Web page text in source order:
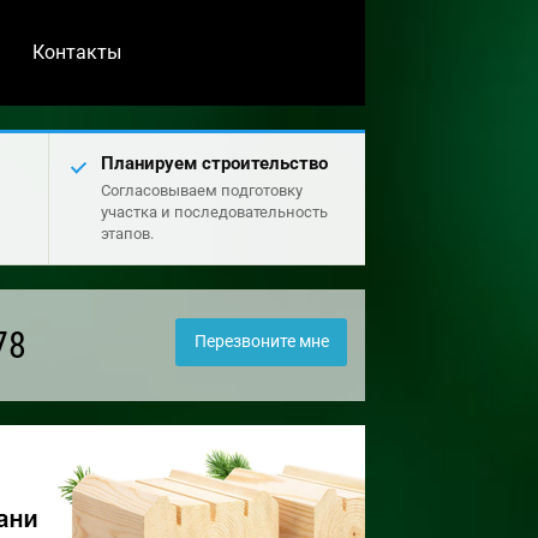
Контакты
Планируем строительство
Согласовываем подготовку
участка и последовательность
этапов.
Перезвоните мне